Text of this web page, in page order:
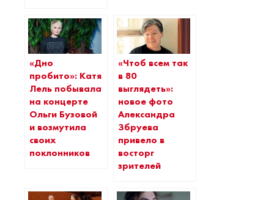
«Дно
пробито»: Катя
Лель побывала
на концерте
Ольги Бузовой
и возмутила
своих
поклонников
«Чтоб всем так
в 80
выглядеть»:
новое фото
Александра
Збруева
привело в
восторг
зрителей